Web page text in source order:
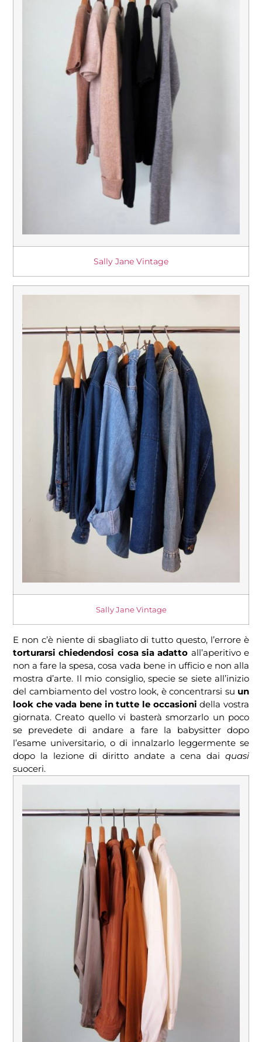
Sally Jane Vintage
Sally Jane Vintage
E non c’è niente di sbagliato di tutto questo, l’errore è
torturarsi chiedendosi cosa sia adatto all’aperitivo e
non a fare la spesa, cosa vada bene in ufficio e non alla
mostra d’arte. Il mio consiglio, specie se siete all’inizio
del cambiamento del vostro look, è concentrarsi su un
look che vada bene in tutte le occasioni della vostra
giornata. Creato quello vi basterà smorzarlo un poco
se prevedete di andare a fare la babysitter dopo
l’esame universitario, o di innalzarlo leggermente se
dopo la lezione di diritto andate a cena dai quasi
suoceri.